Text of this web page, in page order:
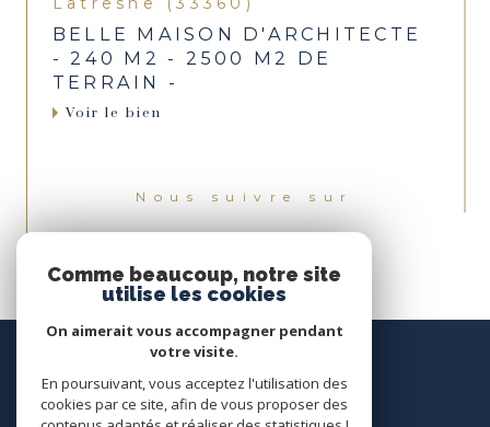
BELLE MAISON D'ARCHITECTE
- 240 M2 - 2500 M2 DE
TERRAIN -
Voir le bien
Nous suivre sur
Comme beaucoup, notre site
utilise les cookies
On aimerait vous accompagner pendant
votre visite.
En poursuivant, vous acceptez l'utilisation des
cookies par ce site, afin de vous proposer des